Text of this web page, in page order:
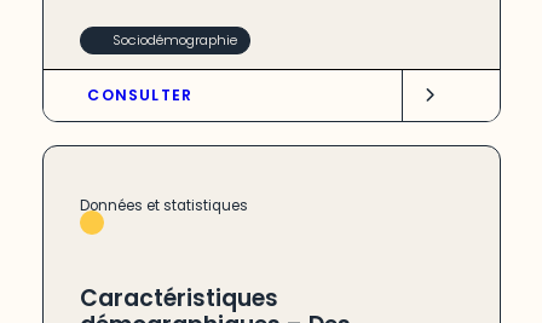
Sociodémographie
CONSULTER
Données et statistiques
Caractéristiques